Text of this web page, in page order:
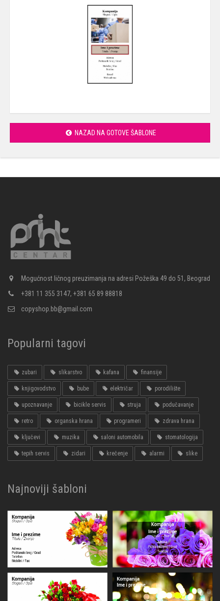
NAZAD NA GOTOVE ŠABLONE
Mogućnost ličnog preuzimanja na adresi Požeška 49 do 51, Beograd
+381 11 355 3147, +381 65 89 88818
copyshop.bb@gmail.com
Popularni tagovi
zubari slikarstvo kafana finansije
knjigovodstvo bube električar porodilište
upoznavanje bicikle servis struja podučavanje
retro organska hrana programeri zdrava hrana
ključevi muzika saloni automobila stomatologija
tepih servis zidari krečenje alarmi slike
Najnoviji šabloni